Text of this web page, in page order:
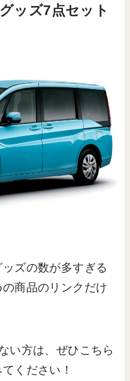
ッズ7点セット
ズの数が多すぎる
商品のリンクだけ
い方は、ぜひこちら
ください！